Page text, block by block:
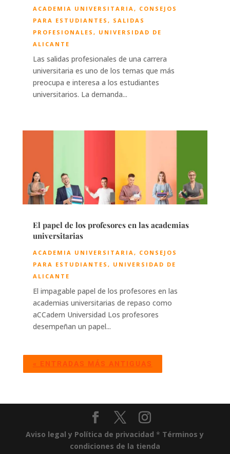
ACADEMIA UNIVERSITARIA , CONSEJOS
PARA ESTUDIANTES , SALIDAS
PROFESIONALES , UNIVERSIDAD DE
ALICANTE
Las salidas profesionales de una carrera
universitaria es uno de los temas que más
preocupa e interesa a los estudiantes
universitarios. La demanda...
El papel de los profesores en las academias
universitarias
ACADEMIA UNIVERSITARIA , CONSEJOS
PARA ESTUDIANTES , UNIVERSIDAD DE
ALICANTE
El impagable papel de los profesores en las
academias universitarias de repaso como
aCCadem Universidad Los profesores
desempeñan un papel...
« ENTRADAS MÁS ANTIGUAS
Aviso legal y Política de privacidad * Términos y
condiciones de la tienda